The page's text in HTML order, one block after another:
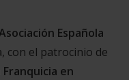
Española
con el patrocinio de
Franquicia en